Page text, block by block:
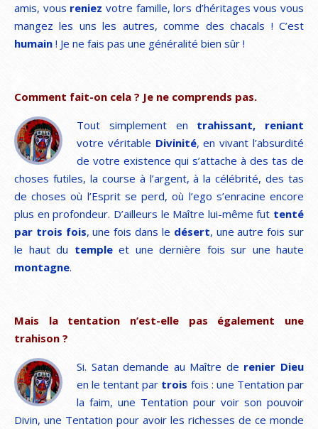
amis, vous reniez votre famille, lors d’héritages vous vous
mangez les uns les autres, comme des chacals ! C’est
humain ! Je ne fais pas une généralité bien sûr !
Comment fait-on cela ? Je ne comprends pas.
Tout simplement en trahissant, reniant
votre véritable Divinité, en vivant l’absurdité
de votre existence qui s’attache à des tas de
choses futiles, la course à l’argent, à la célébrité, des tas
de choses où l’Esprit se perd, où l’ego s’enracine encore
plus en profondeur. D’ailleurs le Maître lui-même fut tenté
par trois fois, une fois dans le désert, une autre fois sur
le haut du templeet une dernière fois sur une haute
montagne.
Mais la tentation n’est-elle pas également une
trahison ?
Si. Satan demande au Maître de renier Dieu
en le tentant par trois fois : une Tentation par
la faim, une Tentation pour voir son pouvoir
Divin, une Tentation pour avoir les richesses de ce monde